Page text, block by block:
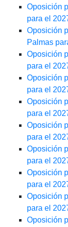
Oposición
para el
Oposición
Palmas
Oposición
para el
Oposición
para el
Oposición
para el
Oposición
para el
Oposición
para el
Oposición
para el
Oposición
para el
Oposición